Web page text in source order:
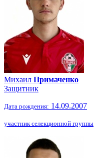
Михаил Примаченко
Защитник
Дата рождения: 14.09.2007
участник селекционной группы